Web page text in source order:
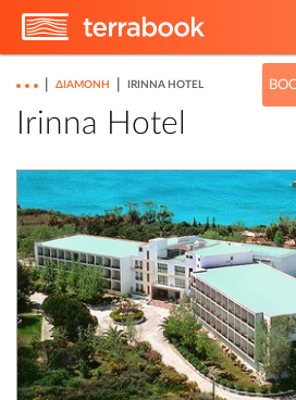
ΔΙΑΜΟΝΉ IRINNA HOTEL
Irinna Hotel